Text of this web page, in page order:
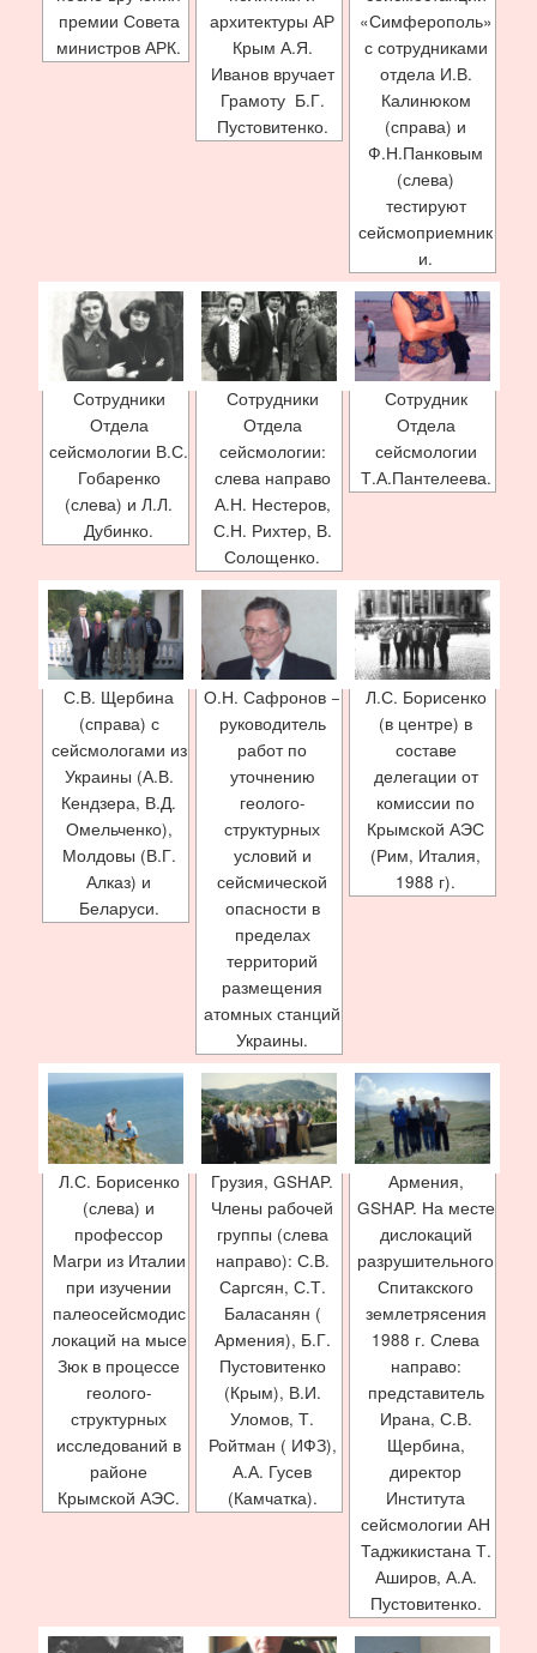
премии Совета
министров АРК.
архитектуры АР
Крым А.Я.
Иванов вручает
Грамоту Б.Г.
Пустовитенко.
«Симферополь»
с сотрудниками
отдела И.В.
Калинюком
(справа) и
Ф.Н.Панковым
(слева)
тестируют
сейсмоприемник
и.
Сотрудники
Отдела
сейсмологии В.С.
Гобаренко
(слева) и Л.Л.
Дубинко.
Сотрудники
Отдела
сейсмологии:
слева направо
А.Н. Нестеров,
С.Н. Рихтер, В.
Солощенко.
Сотрудник
Отдела
сейсмологии
Т.А.Пантелеева.
С.В. Щербина
(справа) с
сейсмологами из
Украины (А.В.
Кендзера, В.Д.
Омельченко),
Молдовы (В.Г.
Алказ) и
Беларуси.
О.Н. Сафронов −
руководитель
работ по
уточнению
геолого-
структурных
условий и
сейсмической
опасности в
пределах
территорий
размещения
атомных станций
Украины.
Л.С. Борисенко
(в центре) в
составе
делегации от
комиссии по
Крымской АЭС
(Рим, Италия,
1988 г).
Л.С. Борисенко
(слева) и
профессор
Магри из Италии
при изучении
палеосейсмодис
локаций на мысе
Зюк в процессе
геолого-
структурных
исследований в
районе
Крымской АЭС.
Грузия, GSHAP.
Члены рабочей
группы (слева
направо): С.В.
Саргсян, С.Т.
Баласанян (
Армения), Б.Г.
Пустовитенко
(Крым), В.И.
Уломов, Т.
Ройтман ( ИФЗ),
А.А. Гусев
(Камчатка).
Армения,
GSHAP. На месте
дислокаций
разрушительного
Спитакского
землетрясения
1988 г. Слева
направо:
представитель
Ирана, С.В.
Щербина,
директор
Института
сейсмологии АН
Таджикистана Т.
Аширов, А.А.
Пустовитенко.